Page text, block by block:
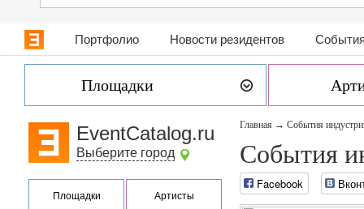
Портфолио Новости резидентов
Площадки
EventCatalog.ru
Выберите город
Площадки Артисты
Главная → События
События
Facebook